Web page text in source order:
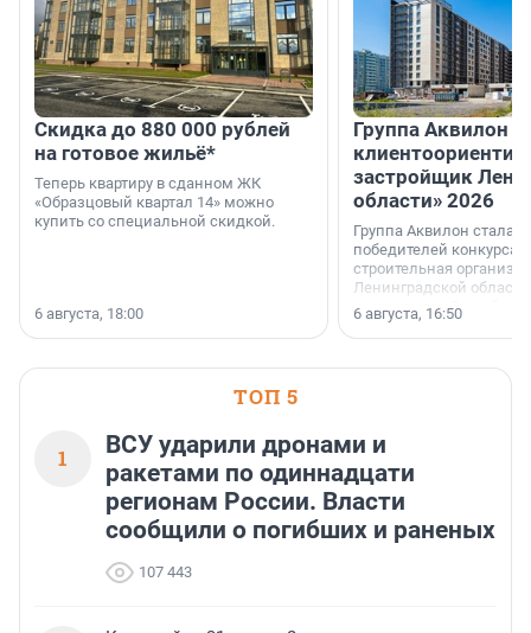
Скидка до 880 000 рублей
на готовое жильё*
Теперь квартиру в сданном ЖК
«Образцовый квартал 14» можно
купить со специальной скидкой.
6 августа, 18:00
Группа Аквилон
застройщик
области» 2026
Группа Аквилон стала
победителей конкурса
строительная
Ленинградской области
номинации «Самый
застройщик
области».
6 августа, 16:50
ТОП 5
1
ВСУ ударили дронами и
ракетами по одиннадцати
регионам России. Власти
сообщили о погибших и раненых
107 443